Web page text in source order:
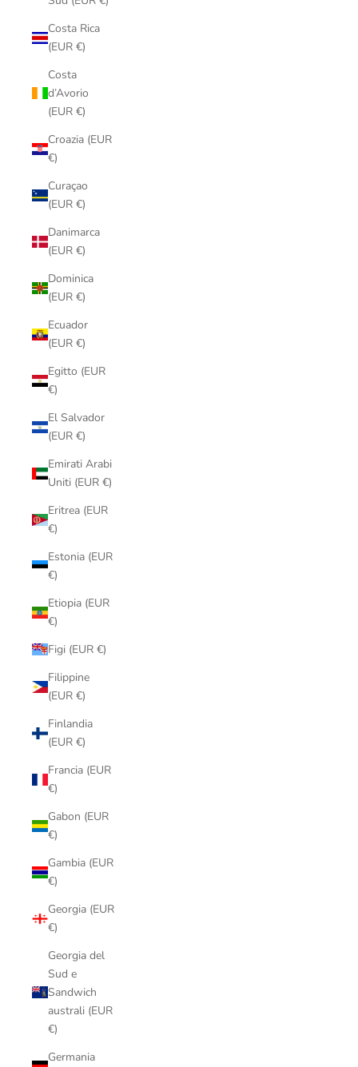
Costa Rica
(EUR €)
Costa
d’Avorio
(EUR €)
Croazia (EUR
€)
Curaçao
(EUR €)
Danimarca
(EUR €)
Dominica
(EUR €)
Ecuador
(EUR €)
Egitto (EUR
€)
El Salvador
(EUR €)
Emirati Arabi
Uniti (EUR €)
Eritrea (EUR
€)
Estonia (EUR
€)
Etiopia (EUR
€)
Figi (EUR €)
Filippine
(EUR €)
Finlandia
(EUR €)
Francia (EUR
€)
Gabon (EUR
€)
Gambia (EUR
€)
Georgia (EUR
€)
Georgia del
Sud e
Sandwich
australi (EUR
€)
Germania